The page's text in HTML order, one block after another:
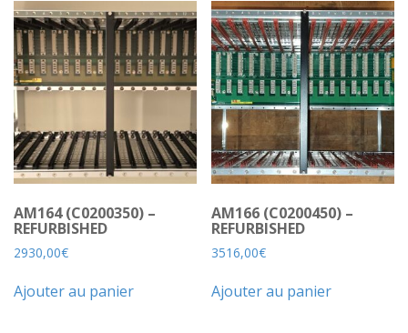
AM164 (C0200350) –
REFURBISHED
2930,00€
Ajouter au panier
AM166 (C0200450) –
REFURBISHED
3516,00€
Ajouter au panier